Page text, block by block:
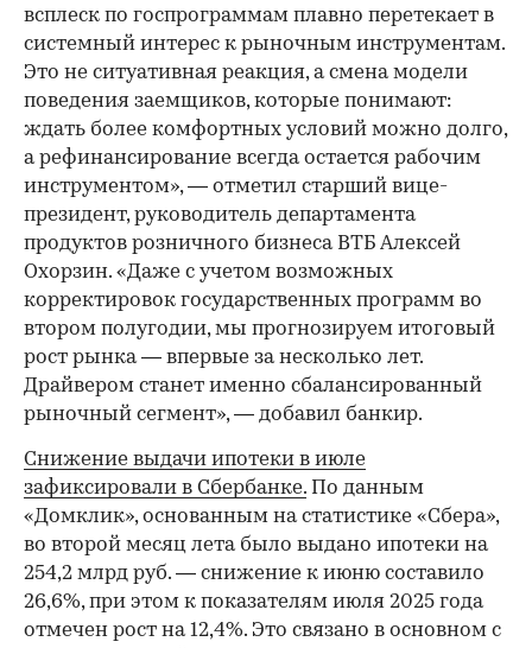
всплеск по госпрограммам плавно перетекает в
системный интерес к рыночным инструментам.
Это не ситуативная реакция, а смена модели
поведения заемщиков, которые понимают:
ждать более комфортных условий можно долго,
а рефинансирование всегда остается рабочим
инструментом», — отметил старший вице-
президент, руководитель департамента
продуктов розничного бизнеса ВТБ Алексей
Охорзин. «Даже с учетом возможных
корректировок государственных программ во
втором полугодии, мы прогнозируем итоговый
рост рынка — впервые за несколько лет.
Драйвером станет именно сбалансированный
рыночный сегмент», — добавил банкир.
Снижение выдачи ипотеки в июле
зафиксировали в Сбербанке. По данным
«Домклик», основанным на статистике «Сбера»,
во второй месяц лета было выдано ипотеки на
254,2 млрд руб. — снижение к июню составило
26,6%, при этом к показателям июля 2025 года
отмечен рост на 12,4%. Это связано в основном с